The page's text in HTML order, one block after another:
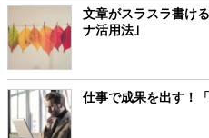
文章がスラスラ書け
ナ活用法｣
仕事で成果を出す！